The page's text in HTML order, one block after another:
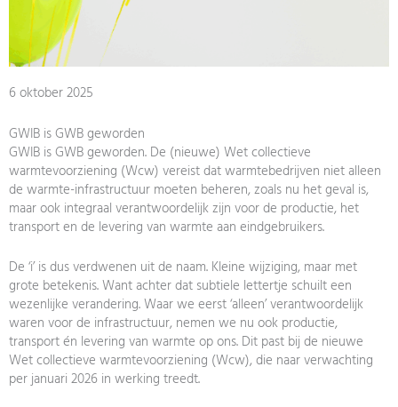
6 oktober 2025
GWIB is GWB geworden
GWIB is GWB geworden. De (nieuwe) Wet collectieve
warmtevoorziening (Wcw) vereist dat warmtebedrijven niet alleen
de warmte-infrastructuur moeten beheren, zoals nu het geval is,
maar ook integraal verantwoordelijk zijn voor de productie, het
transport en de levering van warmte aan eindgebruikers.
De ‘i’ is dus verdwenen uit de naam. Kleine wijziging, maar met
grote betekenis. Want achter dat subtiele lettertje schuilt een
wezenlijke verandering. Waar we eerst ‘alleen’ verantwoordelijk
waren voor de infrastructuur, nemen we nu ook productie,
transport én levering van warmte op ons. Dit past bij de nieuwe
Wet collectieve warmtevoorziening (Wcw), die naar verwachting
per januari 2026 in werking treedt.